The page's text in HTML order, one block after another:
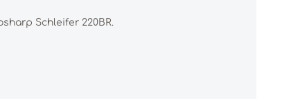
Schleifer 220BR.